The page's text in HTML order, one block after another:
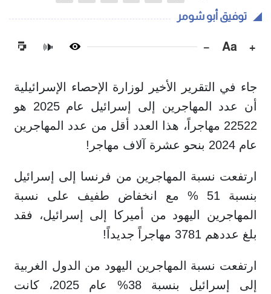
توفيق أبو شومر
+
Aa
−
🔊
جاء في التقرير الأخير لوزارة الإحصاء الإسرائيلية
أن عدد المهاجرين إلى إسرائيل عام 2025 هو
22522 مهاجراً، هذا العدد أقل من عدد المهاجرين
عام 2024 بنحو عشرة آلاف مهاجر!
ارتفعت نسبة المهاجرين من فرنسا إلى إسرائيل
بنسبة 51 % مع انخفاض طفيف على نسبة
المهاجرين اليهود من أميركا إلى إسرائيل، فقد
بلغ عددهم 3781 مهاجراً جديداً!
ارتفعت نسبة المهاجرين اليهود من الدول الغربية
إلى إسرائيل بنسبة 38% عام 2025، كانت